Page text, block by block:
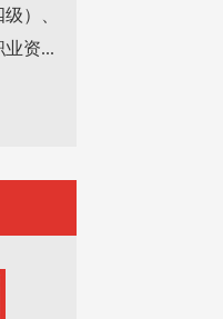
）、
资...